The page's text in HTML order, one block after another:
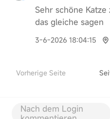
Sehr schöne
das gleiche sagen
3-6-2026 18:04:15
Vorherige Seite
Nach dem Login